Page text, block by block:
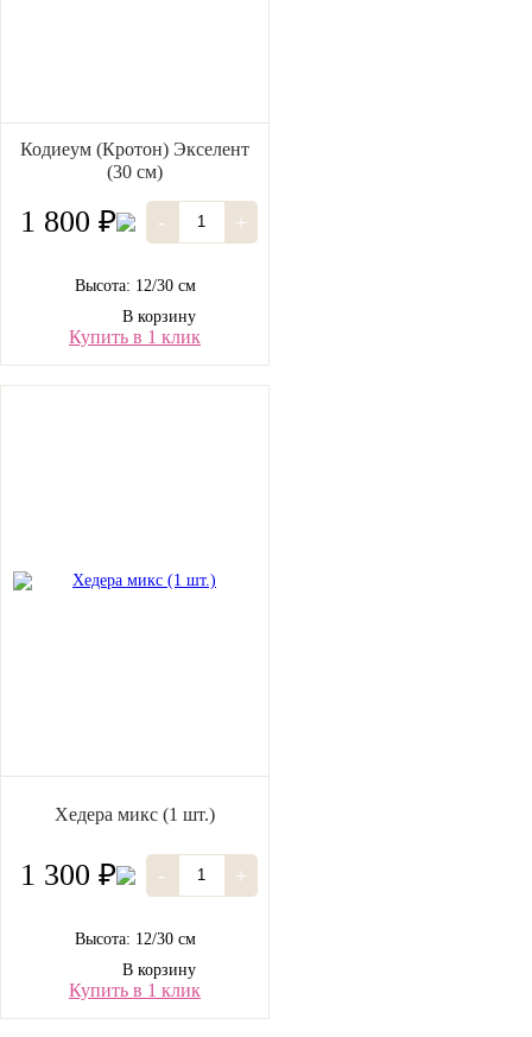
Кодиеум (Кротон) Экселент
(30 см)
1 800 ₽ - +
Высота: 12/30 см
В корзину
Купить в 1 клик
Хедера микс (1 шт.)
1 300 ₽ - +
Высота: 12/30 см
В корзину
Купить в 1 клик